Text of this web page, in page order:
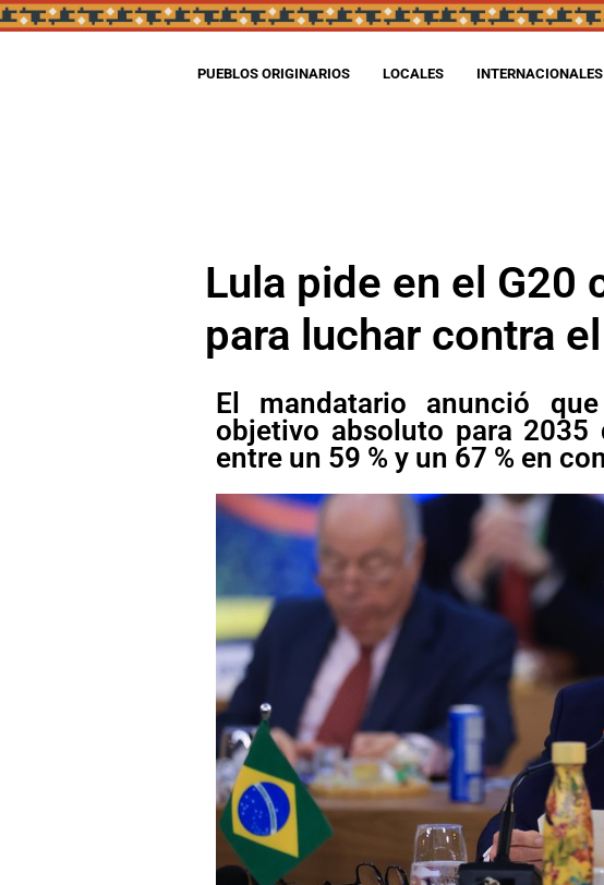
PUEBLOS ORIGINARIOS LOCALES INTERNACIONALES
Lula pide en el
para luchar contra
El mandatario anunció
objetivo absoluto para
entre un 59 % y un 67 % en